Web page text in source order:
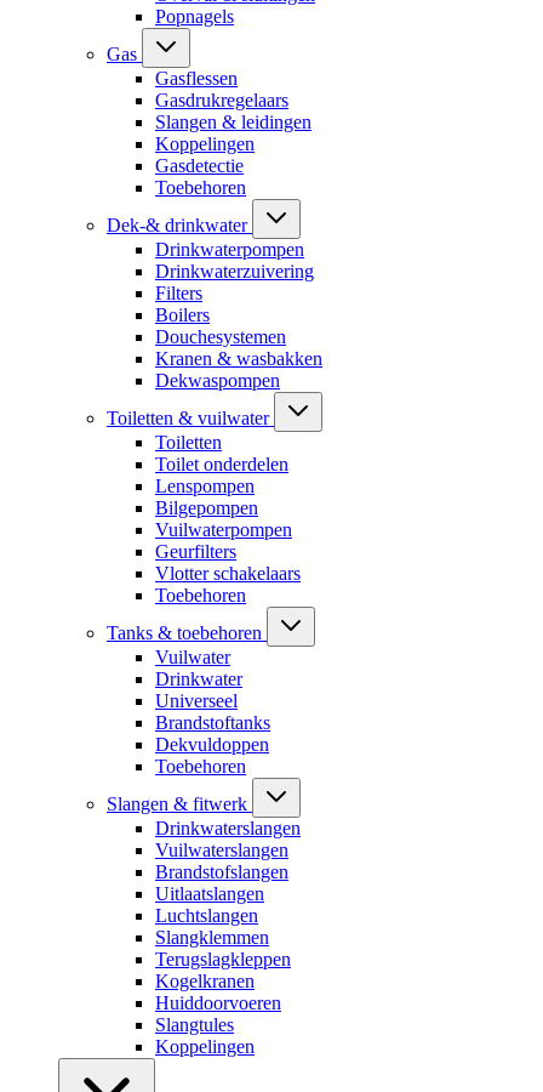
Popnagels
Gas
Gasflessen
Gasdrukregelaars
Slangen & leidingen
Koppelingen
Gasdetectie
Toebehoren
Dek-& drinkwater
Drinkwaterpompen
Drinkwaterzuivering
Filters
Boilers
Douchesystemen
Kranen & wasbakken
Dekwaspompen
Toiletten & vuilwater
Toiletten
Toilet onderdelen
Lenspompen
Bilgepompen
Vuilwaterpompen
Geurfilters
Vlotter schakelaars
Toebehoren
Tanks & toebehoren
Vuilwater
Drinkwater
Universeel
Brandstoftanks
Dekvuldoppen
Toebehoren
Slangen & fitwerk
Drinkwaterslangen
Vuilwaterslangen
Brandstofslangen
Uitlaatslangen
Luchtslangen
Slangklemmen
Terugslagkleppen
Kogelkranen
Huiddoorvoeren
Slangtules
Koppelingen